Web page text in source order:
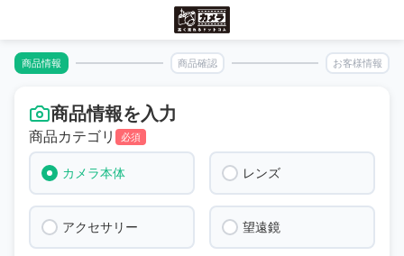
商品情報 商品確認 お客様情報
商品情報を入力
商品カテゴリ 必須
カメラ本体 レンズ
アクセサリー 望遠鏡